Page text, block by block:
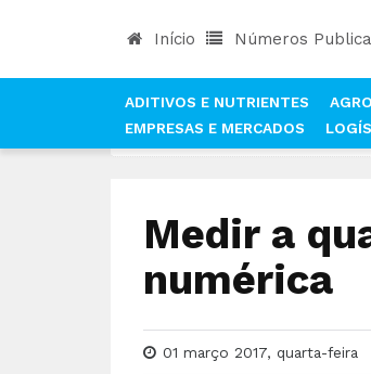
Início Números
ADITIVOS E NUTRIENTES
EMPRESAS E MERCADOS
Medir a
numérica
01 março 2017, quarta-feira